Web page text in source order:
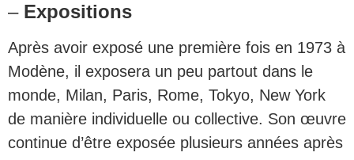
– Expositions
Après avoir exposé une première fois en 1973 à
Modène, il exposera un peu partout dans le
monde, Milan, Paris, Rome, Tokyo, New York
de manière individuelle ou collective. Son œuvre
continue d’être exposée plusieurs années après